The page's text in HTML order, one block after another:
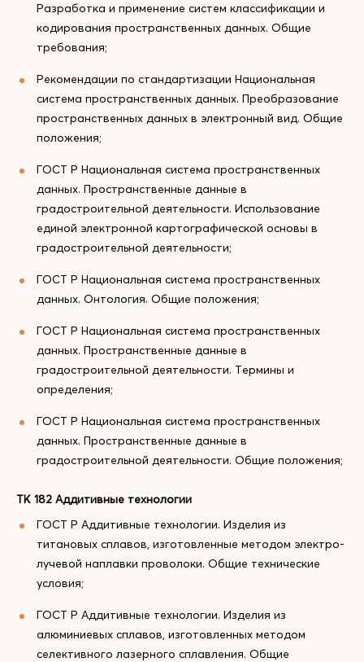
Разработка и применение систем классификации и
кодирования пространственных данных. Общие
требования;
Рекомендации по стандартизации Национальная
система пространственных данных. Преобразование
пространственных данных в электронный вид. Общие
положения;
ГОСТ Р Национальная система пространственных
данных. Пространственные данные в
градостроительной деятельности. Использование
единой электронной картографической основы в
градостроительной деятельности;
ГОСТ Р Национальная система пространственных
данных. Онтология. Общие положения;
ГОСТ Р Национальная система пространственных
данных. Пространственные данные в
градостроительной деятельности. Термины и
определения;
ГОСТ Р Национальная система пространственных
данных. Пространственные данные в
градостроительной деятельности. Общие положения;
ТК 182 Аддитивные технологии
ГОСТ Р Аддитивные технологии. Изделия из
титановых сплавов, изготовленные методом электро-
лучевой наплавки проволоки. Общие технические
условия;
ГОСТ Р Аддитивные технологии. Изделия из
алюминиевых сплавов, изготовленных методом
селективного лазерного сплавления. Общие